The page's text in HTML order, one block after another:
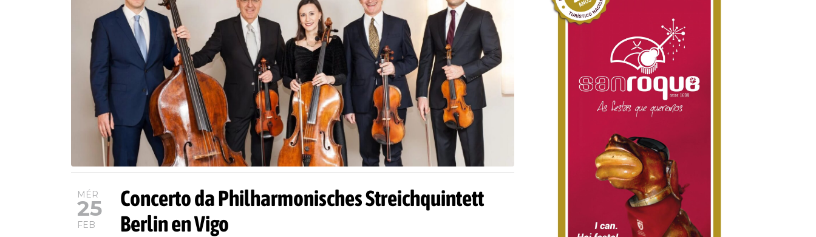
MÉR
25
FEB
Concerto da Philharmonisches Streichquintett
Berlin en Vigo